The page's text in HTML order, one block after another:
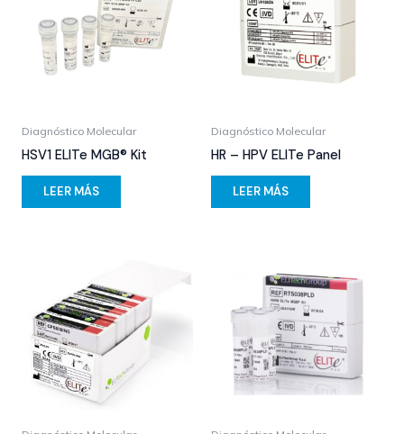
Diagnóstico Molecular
HSV1 ELITe MGB® Kit
LEER MÁS
Diagnóstico Molecular
HR – HPV ELITe Panel
LEER MÁS